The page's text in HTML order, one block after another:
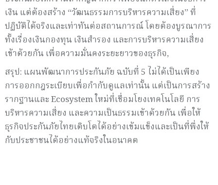
เงิน แต่ต้องสร้าง “วัฒนธรรมการบริหารความเสี่ยง” ที่
ปฏิบัติได้จริงและเท่าทันต่อสถานการณ์ โดยต้องบูรณาการ
ทั้งเรื่องเงินกองทุน เงินสำรอง และการบริหารความเสี่ยง
เข้าด้วยกัน เพื่อความมั่นคงระยะยาวของธุรกิจ,
สรุป: แผนพัฒนาการประกันภัย ฉบับที่ 5 ไม่ได้เป็นเพียง
การออกกฎระเบียบเพื่อกำกับดูแลเท่านั้น แต่เป็นการสร้าง
รากฐานและ Ecosystem ใหม่ที่เชื่อมโยงเทคโนโลยี การ
บริหารความเสี่ยง และความเป็นธรรมเข้าด้วยกัน เพื่อให้
ธุรกิจประกันภัยไทยเติบโตได้อย่างเข้มแข็งและเป็นที่พึ่งให้
กับประชาชนได้อย่างแท้จริงในอนาคต